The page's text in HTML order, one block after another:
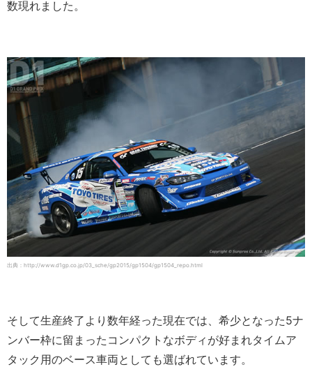
数現れました。
出典：http://www.d1gp.co.jp/03_sche/gp2015/gp1504/gp1504_repo.html
そして生産終了より数年経った現在では、希少となった5ナ
ンバー枠に留まったコンパクトなボディが好まれタイムア
タック用のベース車両としても選ばれています。